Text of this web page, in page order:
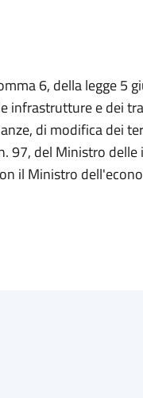
6, della legge 5
infrastrutture e dei
di modifica dei
97, del Ministro
il Ministro